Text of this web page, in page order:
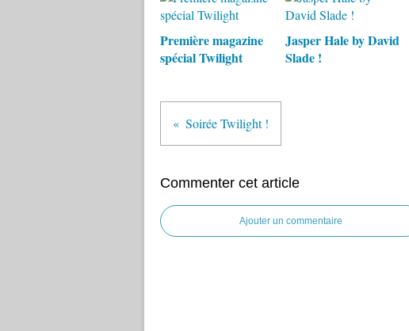
Première magazine
spécial Twilight
Jasper Hale by David
Slade !
Soirée Twilight !
Commenter cet article
Ajouter un commentaire